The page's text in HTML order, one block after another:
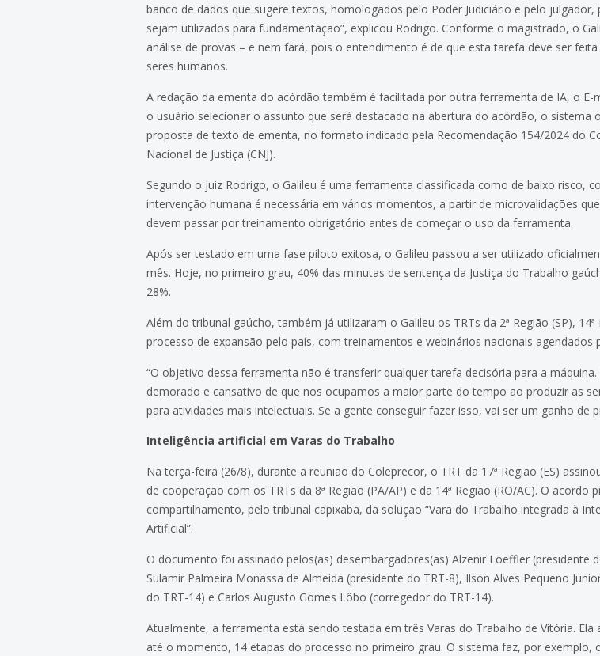
banco de dados que sugere textos, homologados pelo Poder Judiciário e pelo julgador,
sejam utilizados para fundamentação”, explicou Rodrigo. Conforme o magistrado, o
análise de provas – e nem fará, pois o entendimento é de que esta tarefa deve ser
seres humanos.
A redação da ementa do acórdão também é facilitada por outra ferramenta de IA, o E-
o usuário selecionar o assunto que será destacado na abertura do acórdão, o sistema
proposta de texto de ementa, no formato indicado pela Recomendação 154/2024 do
Nacional de Justiça (CNJ).
Segundo o juiz Rodrigo, o Galileu é uma ferramenta classificada como de baixo risco,
intervenção humana é necessária em vários momentos, a partir de microvalidações
devem passar por treinamento obrigatório antes de começar o uso da ferramenta.
Após ser testado em uma fase piloto exitosa, o Galileu passou a ser utilizado
mês. Hoje, no primeiro grau, 40% das minutas de sentença da Justiça do Trabalho
28%.
Além do tribunal gaúcho, também já utilizaram o Galileu os TRTs da 2ª Região (SP),
processo de expansão pelo país, com treinamentos e webinários nacionais agendados
“O objetivo dessa ferramenta não é transferir qualquer tarefa decisória para a
demorado e cansativo de que nos ocupamos a maior parte do tempo ao produzir as
para atividades mais intelectuais. Se a gente conseguir fazer isso, vai ser um ganho de
Inteligência artificial em Varas do Trabalho
Na terça-feira (26/8), durante a reunião do Coleprecor, o TRT da 17ª Região (ES)
de cooperação com os TRTs da 8ª Região (PA/AP) e da 14ª Região (RO/AC). O acordo
compartilhamento, pelo tribunal capixaba, da solução “Vara do Trabalho integrada à
Artificial”.
O documento foi assinado pelos(as) desembargadores(as) Alzenir Loeffler (presidente
Sulamir Palmeira Monassa de Almeida (presidente do TRT-8), Ilson Alves Pequeno
do TRT-14) e Carlos Augusto Gomes Lôbo (corregedor do TRT-14).
Atualmente, a ferramenta está sendo testada em três Varas do Trabalho de Vitória. Ela
até o momento, 14 etapas do processo no primeiro grau. O sistema faz, por exemplo,